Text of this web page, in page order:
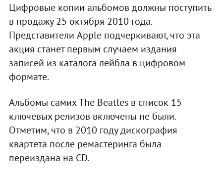
Цифровые копии альбомов должны поступить
в продажу 25 октября 2010 года.
Представители Apple подчеркивают, что эта
акция станет первым случаем издания
записей из каталога лейбла в цифровом
формате.
Альбомы самих The Beatles в список 15
ключевых релизов включены не были.
Отметим, что в 2010 году дискография
квартета после ремастеринга была
переиздана на CD.